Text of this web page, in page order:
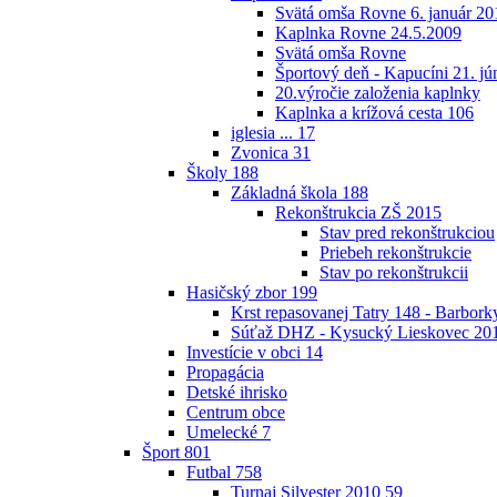
Svätá omša Rovne 6. január
Kaplnka Rovne 24.5.2009
Svätá omša Rovne
Športový deň - Kapucíni 21.
20.výročie založenia kaplnky
Kaplnka a krížová cesta 106
iglesia ... 17
Zvonica 31
Školy 188
Základná škola 188
Rekonštrukcia ZŠ 2015
Stav pred rekonštrukciou
Priebeh rekonštrukcie
Stav po rekonštrukcii
Hasičský zbor 199
Krst repasovanej Tatry 148 -
Súťaž DHZ - Kysucký Lieskovec
Investície v obci 14
Propagácia
Detské ihrisko
Centrum obce
Umelecké 7
Šport 801
Futbal 758
Turnaj Silvester 2010 59